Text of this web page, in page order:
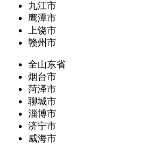
九江市
鹰潭市
上饶市
赣州市
全山东省
烟台市
菏泽市
聊城市
淄博市
济宁市
威海市